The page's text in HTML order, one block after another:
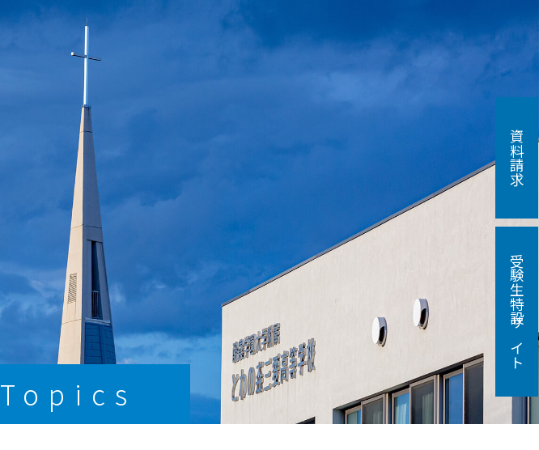
Topics
資料請求
受験生特設サイト